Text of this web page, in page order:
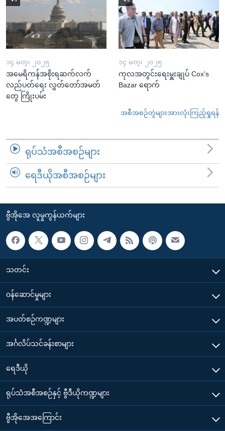
၁၄ မတ္၊ ၂၀၂၅
အမေရိကန်အစိုးရဆက်လက်
လည်ပတ်ရေး လွှတ်တော်အမတ်
တွေ ကြိုးပမ်း
၁၄ မတ္၊ ၂၀၂၅
ကုလအတွင်းရေးမှူးချုပ် Cox's
Bazar ရောက်
အစီအစဉ်တွဲများအားလုံးကြည့်ရှုရန်
ရုပ်သံအစီအစဉ်များ
ရေဒီယိုအစီအစဉ်များ
ဗွီအိုအေ လူမှုကွန်ယက်များ
သတင်း
၀န်ဆောင်မှုများ
အပတ်စဉ်ကဏ္ဍများ
အင်္ဂလိပ်သင်ခန်းစာများ
ရေဒီယို
ရုပ်သံအစီအစဉ်နှင့် ဗွီဒီယိုကဏ္ဍများ
ဗွီအိုအေအကြောင်း